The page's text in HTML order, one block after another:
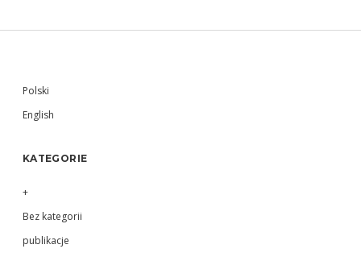
Sidebar
Polski
English
KATEGORIE
+
Bez kategorii
publikacje